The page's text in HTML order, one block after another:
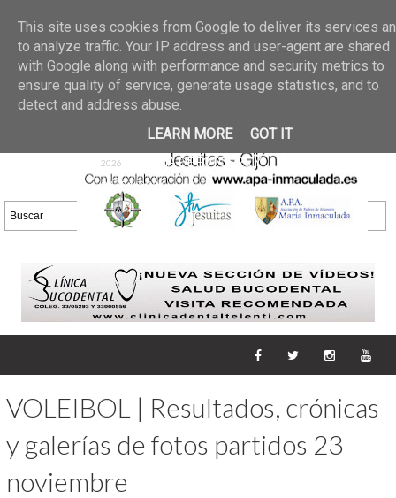
02 jun 2026
GALERIA DE FOTOS
30/05/2026
25 may 2026
GALERIA
DE FOTOS 23/05/2026
20 may
2026
GALERIA DE FOTOS
16/05/2026
DE FOTOS 09/05/2026
28 abr
2026
GALERIA DE FOTOS 25 Y
26/04/2026
VOLEIBOL | Resultados, crónicas
y galerías de fotos partidos 23
noviembre
This site uses cookies from Google to deliver its services
to analyze traffic. Your IP address and user-agent are shared
with Google along with performance and security metrics to
ensure quality of service, generate usage statistics, and to
detect and address abuse.
LEARN MORE
GOT IT